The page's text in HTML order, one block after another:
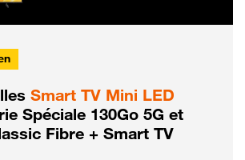
Smart TV Mini LED
Spéciale 130Go 5G et
Fibre + Smart TV